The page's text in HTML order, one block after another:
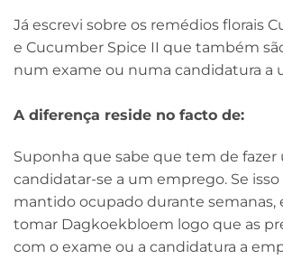
Já escrevi sobre os remédios florais
e Cucumber Spice II que também
num exame ou numa candidatura a
A diferença reside no facto de:
Suponha que sabe que tem de fazer
candidatar-se a um emprego. Se
mantido ocupado durante semanas,
tomar Dagkoekbloem logo que as
com o exame ou a candidatura a